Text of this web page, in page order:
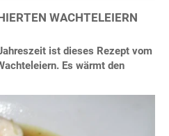
WACHTELEIERN
ist dieses Rezept vom
Es wärmt den